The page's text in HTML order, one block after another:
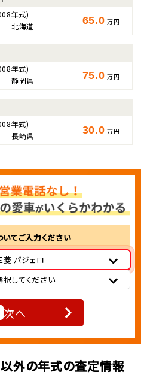
年式)
北海道 65.0 万円
年式)
静岡県 75.0 万円
年式)
長崎県 30.0 万円
いてご入力ください
菱 パジェロ
択してください
次へ
外の年式の査定情報